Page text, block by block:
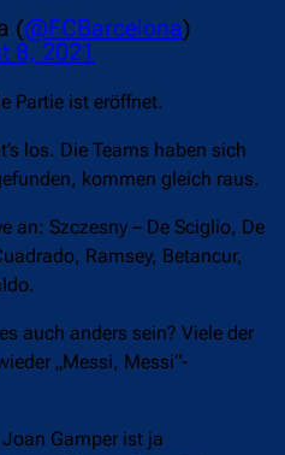
(@FCBarcelona)
8, 2021
Partie ist eröffnet.
los. Die Teams haben sich
kommen gleich raus.
an: Szczesny – De Sciglio, De
Ramsey, Betancur,
auch anders sein? Viele der
„Messi, Messi“-
Joan Gamper ist ja